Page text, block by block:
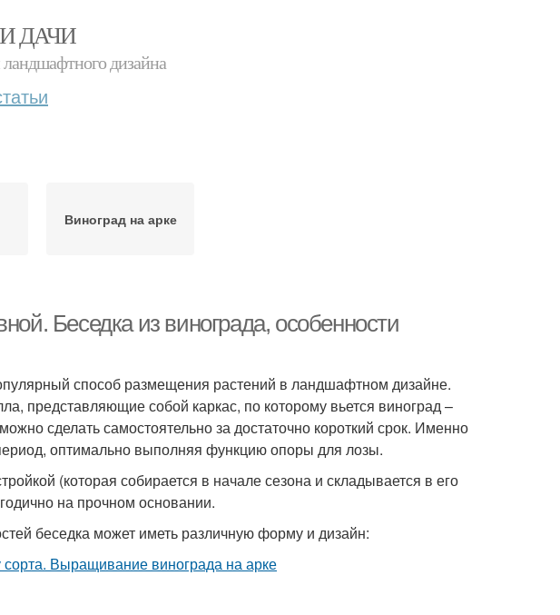
ДАЧИ
дизайна
Виноград на арке
Беседка из винограда, особенности
способ размещения растений в ландшафтном дизайне.
представляющие собой каркас, по которому вьется виноград –
сделать самостоятельно за достаточно короткий срок. Именно
оптимально выполняя функцию опоры для лозы.
(которая собирается в начале сезона и складывается в его
на прочном основании.
беседка может иметь различную форму и дизайн: